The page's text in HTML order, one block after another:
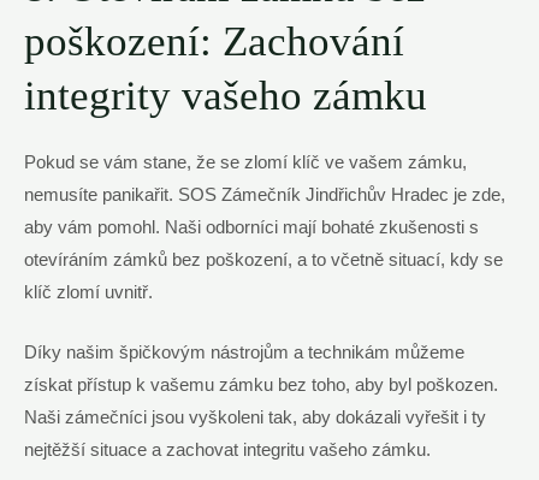
poškození: Zachování
integrity vašeho zámku
Pokud se vám stane, že se zlomí klíč ve vašem zámku,
nemusíte panikařit. SOS Zámečník Jindřichův Hradec je zde,
aby vám pomohl. Naši odborníci mají bohaté zkušenosti s
otevíráním zámků bez poškození, a to včetně situací, kdy se
klíč zlomí uvnitř.
Díky našim špičkovým nástrojům a technikám můžeme
získat přístup k vašemu zámku bez toho, aby byl poškozen.
Naši zámečníci jsou vyškoleni tak, aby dokázali vyřešit i ty
nejtěžší situace a zachovat integritu vašeho zámku.